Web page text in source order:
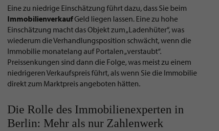
Eine zu niedrige Einschätzung führt dazu, dass Sie beim
ImmobilienverkaufGeld liegen lassen. Eine zu hohe
Einschätzung macht das Objekt zum „Ladenhüter“, was
wiederum die Verhandlungsposition schwächt, wenn die
Immobilie monatelang auf Portalen „verstaubt“.
Preissenkungen sind dann die Folge, was meist zu einem
niedrigeren Verkaufspreis führt, als wenn Sie die Immobilie
direkt zum Marktpreis angeboten hätten.
Die Rolle des Immobilienexperten in
Berlin: Mehr als nur Zahlenwerk